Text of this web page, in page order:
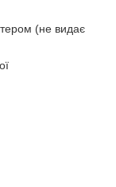
(не видає